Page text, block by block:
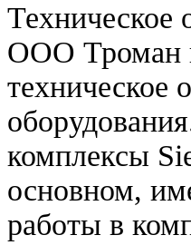
Техническое
ООО Троман
техническое
комплексы
основном,
работы в